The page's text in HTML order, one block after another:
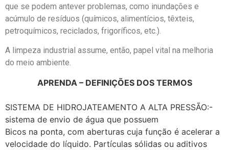
que se podem antever problemas, como inundações e
acúmulo de resíduos (químicos, alimentícios, têxteis,
petroquímicos, reciclados, frigoríficos, etc.).
A limpeza industrial assume, então, papel vital na melhoria
do meio ambiente.
APRENDA – DEFINIÇÕES DOS TERMOS
SISTEMA DE HIDROJATEAMENTO A ALTA PRESSÃO:-
sistema de envio de água que possuem
Bicos na ponta, com aberturas cuja função é acelerar a
velocidade do líquido. Partículas sólidas ou aditivos